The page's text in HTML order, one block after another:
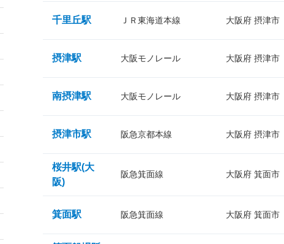
千里丘駅 ＪＲ東海道本線 大阪府 摂津市
摂津駅 大阪モノレール 大阪府 摂津市
南摂津駅 大阪モノレール 大阪府 摂津市
摂津市駅 阪急京都本線 大阪府 摂津市
桜井駅(大
阪)
阪急箕面線 大阪府 箕面市
箕面駅 阪急箕面線 大阪府 箕面市